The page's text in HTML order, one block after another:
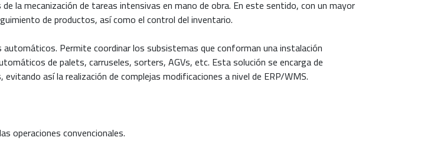
la mecanización de tareas intensivas en mano de obra. En este sentido, con un mayor
de productos, así como el control del inventario.
Permite coordinar los subsistemas que conforman una instalación
de palets, carruseles, sorters, AGVs, etc. Esta solución se encarga de
así la realización de complejas modificaciones a nivel de ERP/WMS.
operaciones convencionales.